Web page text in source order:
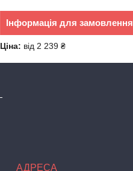
Інформація для замовлення
Ціна: від 2 239 ₴